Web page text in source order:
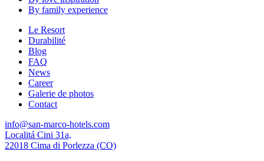
By family experience
Le Resort
Durabilité
Blog
FAQ
News
Career
Galerie de photos
Contact
info@san-marco-hotels.com
Localitá Cini 31a,
22018 Cima di Porlezza (CO)